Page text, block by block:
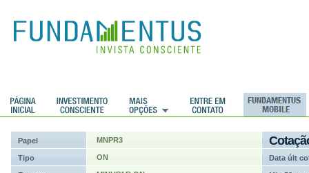
Papel MNPR3
Tipo ON Data últ